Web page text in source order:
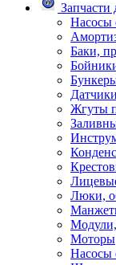
Насосы
Баки,
Жгуты
Люки,
Моторы
Насосы